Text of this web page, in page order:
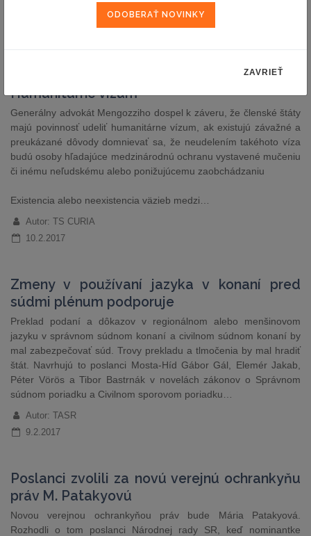
partnerov verejného sektora, ktorú schválila vláda.
Autor: TASR, redakcia
Humanitárne vízum
Generálny advokát Mengozziho dospel k záveru, že členské štáty
majú povinnosť udeliť humanitárne vízum, ak existujú závažné a
preukázané dôvody domnievať sa, že neudelením takéhoto víza
budú osoby hľadajúce medzinárodnú ochranu vystavené mučeniu
či inému neľudskému alebo ponižujúcemu zaobchádzaniu
Existencia alebo neexistencia väzieb medzi…
Autor: TS CURIA
10.2.2017
Zmeny v používaní jazyka v konaní pred
súdmi plénum podporuje
Preklad podaní a dôkazov v regionálnom alebo menšinovom
jazyku v správnom súdnom konaní a civilnom súdnom konaní by
mal zabezpečovať súd. Trovy prekladu a tlmočenia by mal hradiť
štát. Navrhujú to poslanci Mosta-Híd Gábor Gál, Elemér Jakab,
Péter Vörös a Tibor Bastrnák v novelách zákonov o Správnom
súdnom poriadku a Civilnom sporovom poriadku…
Autor: TASR
9.2.2017
Poslanci zvolili za novú verejnú ochrankyňu
práv M. Patakyovú
Novou verejnou ochrankyňou práv bude Mária Patakyová.
Rozhodli o tom poslanci Národnej rady SR, keď nominantke
ZAVRIEŤ